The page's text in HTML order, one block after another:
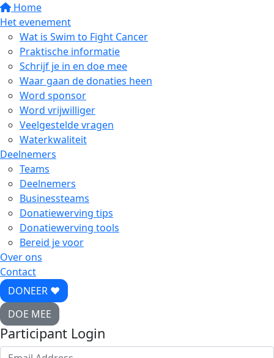
Home
Het evenement
Wat is Swim to Fight Cancer
Praktische informatie
Schrijf je in en doe mee
Waar gaan de donaties heen
Word sponsor
Word vrijwilliger
Veelgestelde vragen
Waterkwaliteit
Deelnemers
Teams
Deelnemers
Businessteams
Donatiewerving tips
Donatiewerving tools
Bereid je voor
Over ons
Contact
DONEER ♥
DOE MEE
Participant Login